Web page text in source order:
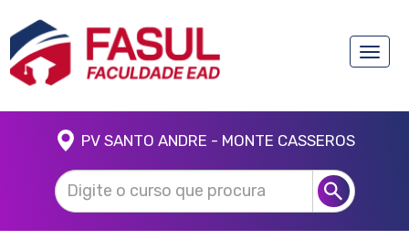
Toggle
PV SANTO ANDRE - MONTE CASSEROS